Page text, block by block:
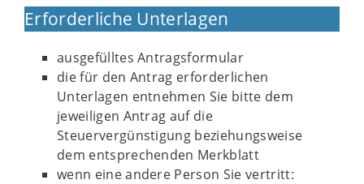
Erforderliche Unterlagen
ausgefülltes Antragsformular
die für den Antrag erforderlichen
Unterlagen entnehmen Sie bitte dem
jeweiligen Antrag auf die
Steuervergünstigung beziehungsweise
dem entsprechenden Merkblatt
wenn eine andere Person Sie vertritt: